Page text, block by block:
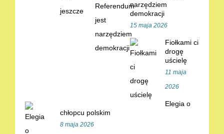
narzędziem
demokracji
15 maja 2026
Fiołkami ci
drogę
uścielę
11 maja
2026
Elegia o
chłopcu polskim
8 maja 2026